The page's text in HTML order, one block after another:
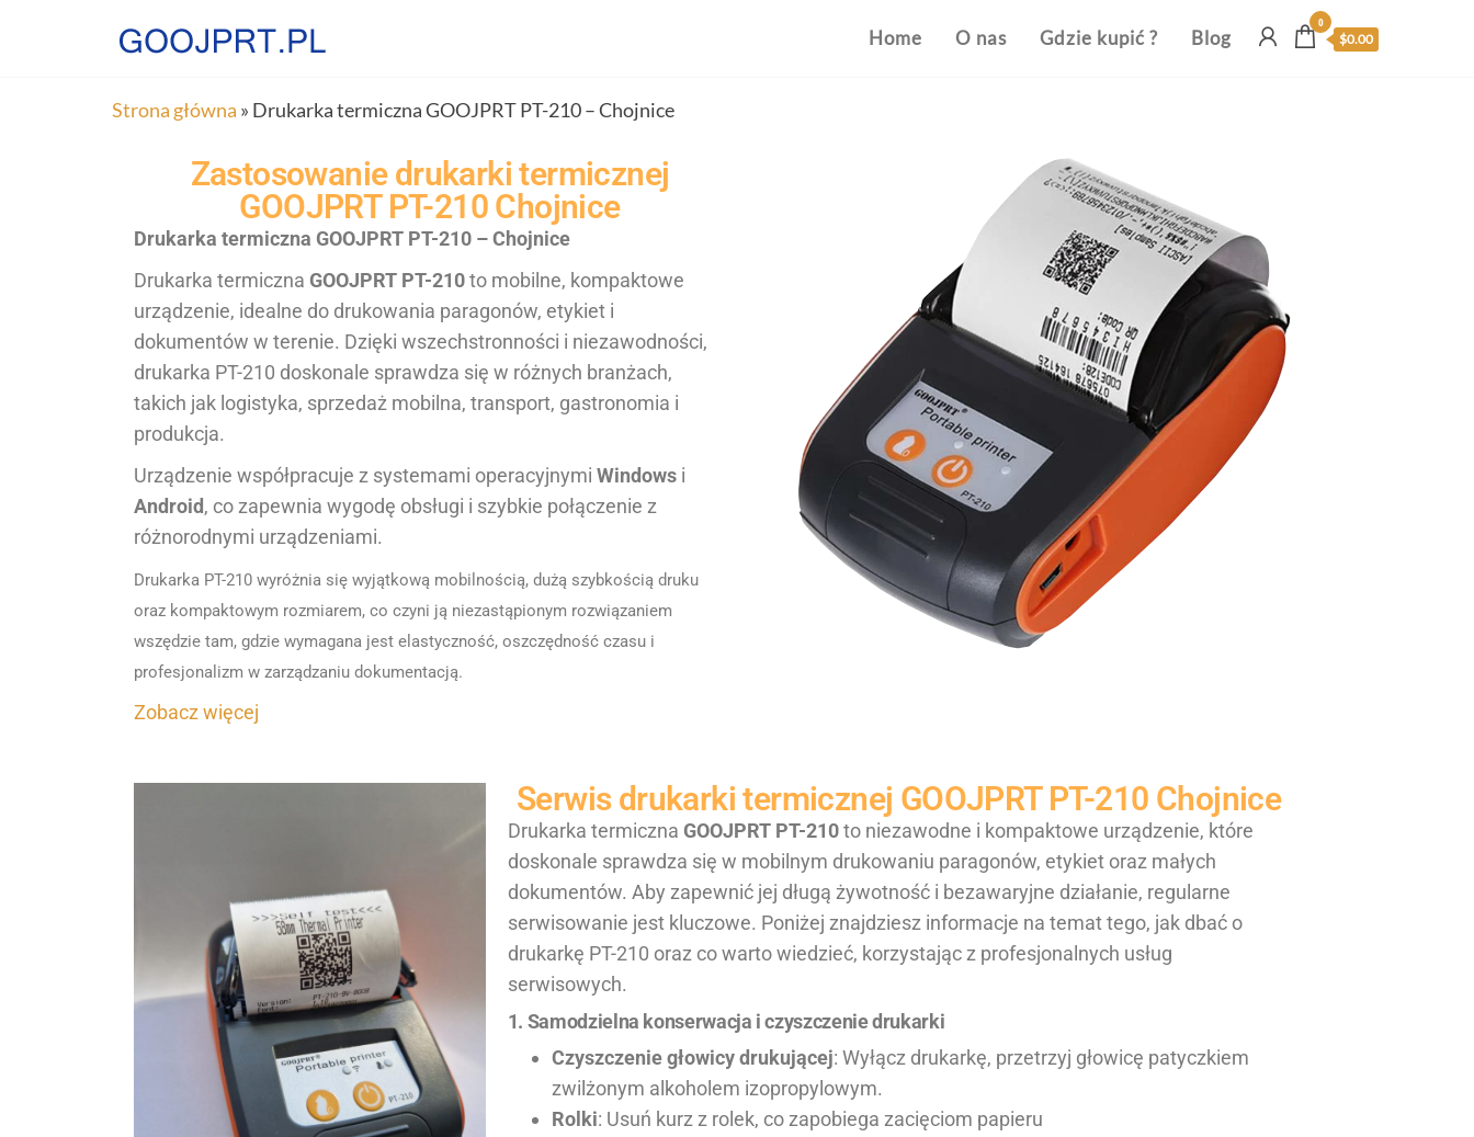
Home O nas Gdzie kupić ? Blog
0
$0.00
Strona główna » Drukarka termiczna GOOJPRT PT-210 – Chojnice
Zastosowanie drukarki termicznej
GOOJPRT PT-210 Chojnice
Drukarka termiczna GOOJPRT PT-210 – Chojnice
Drukarka termiczna GOOJPRT PT-210to mobilne, kompaktowe
urządzenie, idealne do drukowania paragonów, etykiet i
dokumentów w terenie. Dzięki wszechstronności i niezawodności,
drukarka PT-210 doskonale sprawdza się w różnych branżach,
takich jak logistyka, sprzedaż mobilna, transport, gastronomia i
produkcja.
Urządzenie współpracuje z systemami operacyjnymi Windows i
Android, co zapewnia wygodę obsługi i szybkie połączenie z
różnorodnymi urządzeniami.
Drukarka PT-210 wyróżnia się wyjątkową mobilnością, dużą szybkością druku
oraz kompaktowym rozmiarem, co czyni ją niezastąpionym rozwiązaniem
wszędzie tam, gdzie wymagana jest elastyczność, oszczędność czasu i
profesjonalizm w zarządzaniu dokumentacją.
Zobacz więcej
Serwis drukarki termicznej GOOJPRT PT-210 Chojnice
Drukarka termiczna GOOJPRT PT-210to niezawodne i kompaktowe urządzenie, które
doskonale sprawdza się w mobilnym drukowaniu paragonów, etykiet oraz małych
dokumentów. Aby zapewnić jej długą żywotność i bezawaryjne działanie, regularne
serwisowanie jest kluczowe. Poniżej znajdziesz informacje na temat tego, jak dbać o
drukarkę PT-210 oraz co warto wiedzieć, korzystając z profesjonalnych usług
serwisowych.
1. Samodzielna konserwacja i czyszczenie drukarki
Czyszczenie głowicy drukującej: Wyłącz drukarkę, przetrzyj głowicę patyczkiem
zwilżonym alkoholem izopropylowym.
Rolki: Usuń kurz z rolek, co zapobiega zacięciom papieru